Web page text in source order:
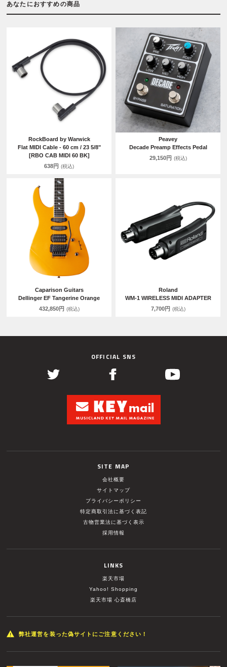
あなたにおすすめの商品
RockBoard by Warwick
Flat MIDI Cable - 60 cm / 23 5/8"
[RBO CAB MIDI 60 BK]
638円 (税込)
Peavey
Decade Preamp Effects Pedal
29,150円 (税込)
Caparison Guitars
Dellinger EF Tangerine Orange
432,850円 (税込)
Roland
WM-1 WIRELESS MIDI ADAPTER
7,700円 (税込)
OFFICIAL SNS
SITE MAP
会社概要
サイトマップ
プライバシーポリシー
特定商取引法に基づく表記
古物営業法に基づく表示
採用情報
LINKS
楽天市場
Yahoo! Shopping
楽天市場 心斎橋店
弊社運営を装った偽サイトにご注意ください！